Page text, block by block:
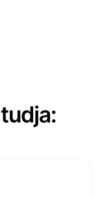
tudja: